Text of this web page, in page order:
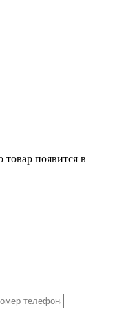
появится в